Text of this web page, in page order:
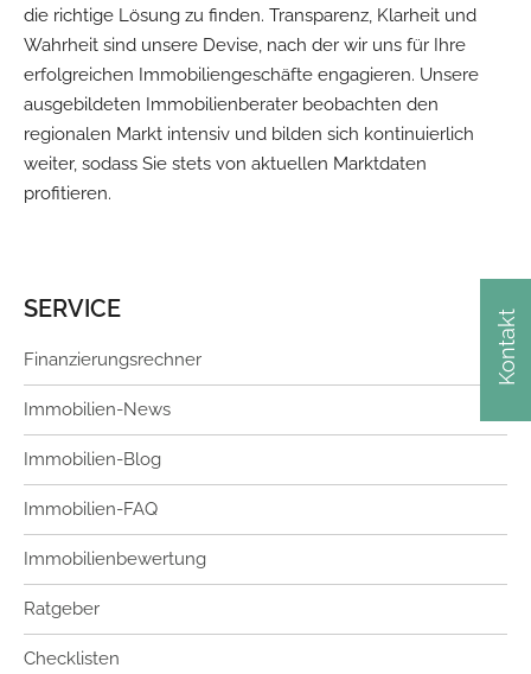
Kontakt
die richtige Lösung zu finden. Transparenz, Klarheit und
Wahrheit sind unsere Devise, nach der wir uns für Ihre
erfolgreichen Immobiliengeschäfte engagieren. Unsere
ausgebildeten Immobilienberater beobachten den
regionalen Markt intensiv und bilden sich kontinuierlich
weiter, sodass Sie stets von aktuellen Marktdaten
profitieren.
SERVICE
Finanzierungsrechner
Immobilien-News
Immobilien-Blog
Immobilien-FAQ
Immobilienbewertung
Ratgeber
Checklisten